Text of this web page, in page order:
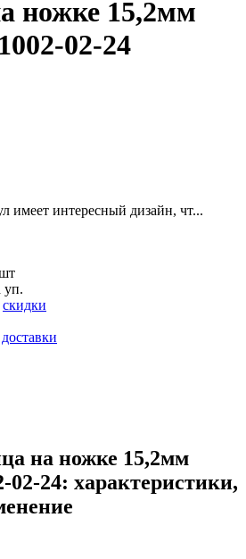
ножке 15,2мм
02-24
имеет интересный дизайн, чт...
уп.
скидки
на ножке 15,2мм
02-24: характеристики,